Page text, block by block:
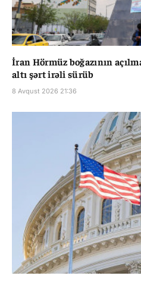
İran Hörmüz boğazının
altı şərt irəli sürüb
8 Avqust 2026 21:36